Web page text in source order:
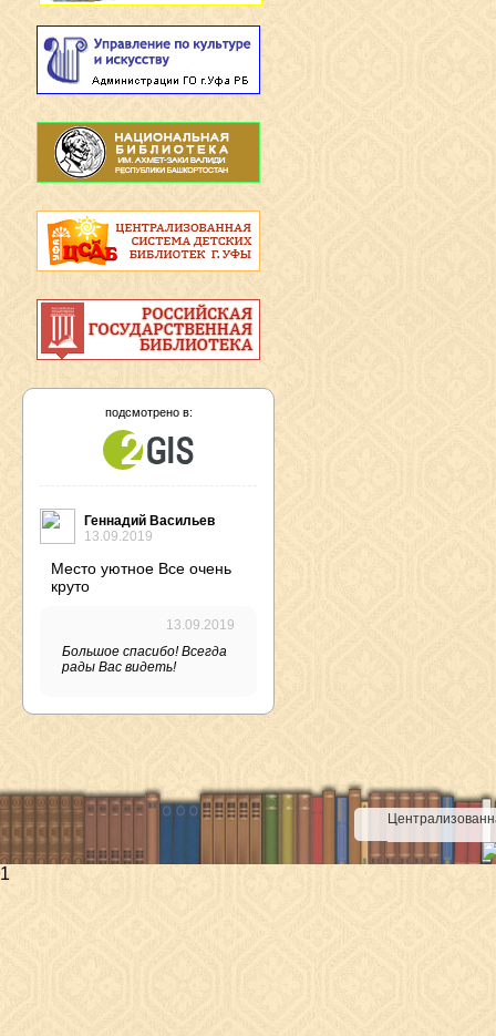
подсмотрено в:
Геннадий Васильев
13.09.2019
Место уютное Все очень
круто
13.09.2019
Большое спасибо! Всегда
рады Вас видеть!
1